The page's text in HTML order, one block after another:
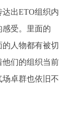
出ETO组织内
受。里面的
人物都有被切
们的组织当前
卓群也依旧不